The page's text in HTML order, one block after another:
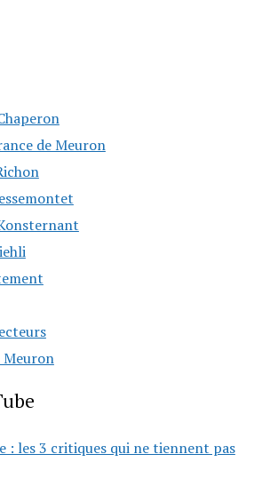
de Meuron
Meuron
: les 3 critiques qui ne tiennent pas